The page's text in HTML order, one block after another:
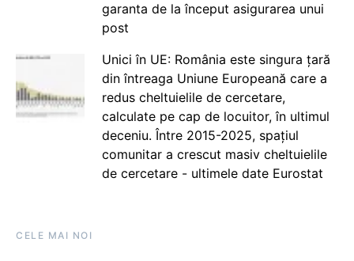
garanta de la început asigurarea unui
post
Unici în UE: România este singura țară
din întreaga Uniune Europeană care a
redus cheltuielile de cercetare,
calculate pe cap de locuitor, în ultimul
deceniu. Între 2015-2025, spațiul
comunitar a crescut masiv cheltuielile
de cercetare - ultimele date Eurostat
CELE MAI NOI